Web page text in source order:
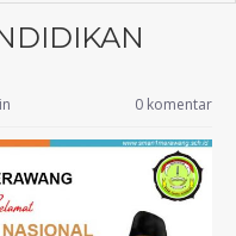
0 komentar